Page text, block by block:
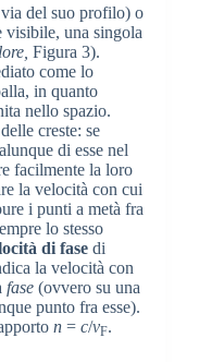
del suo profilo) o
visibile, una singola
Figura 3).
come lo
in quanto
nello spazio.
creste: se
di esse nel
facilmente la loro
la velocità con cui
i punti a metà fra
lo stesso
di fase di
la velocità con
fase (ovvero su una
punto fra esse).
n = c/vF.